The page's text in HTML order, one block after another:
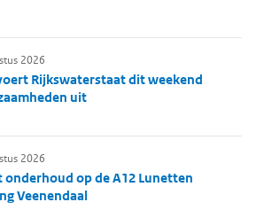
Rijkswaterstaat dit weekend
uit
2026
onderhoud op de A12 Lunetten
Veenendaal
2026